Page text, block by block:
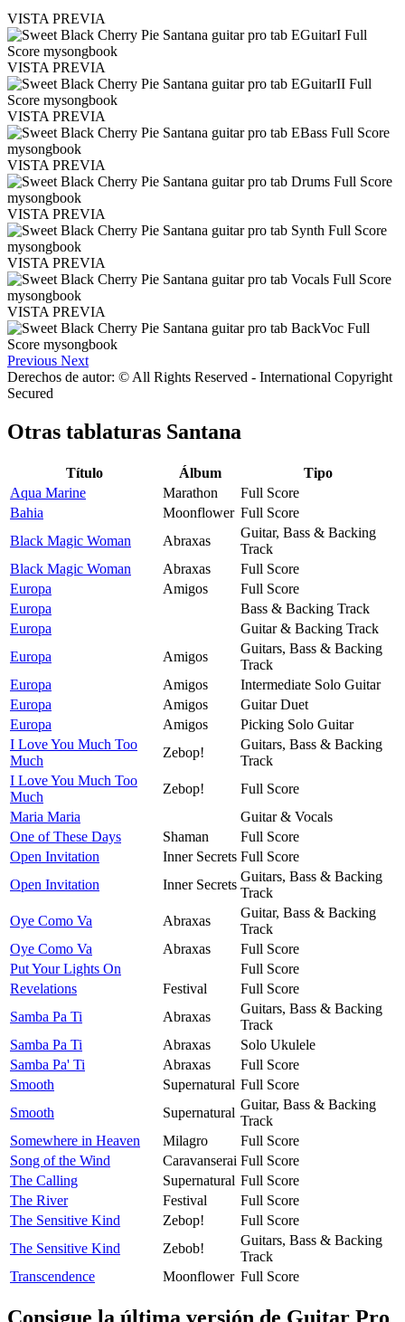
VISTA PREVIA
VISTA PREVIA
VISTA PREVIA
VISTA PREVIA
VISTA PREVIA
VISTA PREVIA
VISTA PREVIA
Previous Next
Derechos de autor: © All Rights Reserved - International Copyright
Secured
Otras tablaturas Santana
Título Álbum
Tipo
Aqua Marine
Marathon
Full Score
Bahia
Moonflower Full Score
Black Magic Woman
Abraxas
Guitar, Bass & Backing
Track
Black Magic Woman
Abraxas
Full Score
Europa
Amigos
Full Score
Europa
Bass & Backing Track
Europa
Guitar & Backing Track
Europa
Amigos
Guitars, Bass & Backing
Track
Europa
Amigos
Intermediate Solo Guitar
Europa
Amigos
Guitar Duet
Europa
Amigos
Picking Solo Guitar
I Love You Much Too
Much
Zebop!
Guitars, Bass & Backing
Track
I Love You Much Too
Much
Zebop!
Full Score
Maria Maria
Guitar & Vocals
One of These Days
Shaman
Full Score
Open Invitation
Inner Secrets Full Score
Open Invitation
Inner Secrets
Guitars, Bass & Backing
Track
Oye Como Va
Abraxas
Guitar, Bass & Backing
Track
Oye Como Va
Abraxas
Full Score
Put Your Lights On
Full Score
Revelations
Festival
Full Score
Samba Pa Ti
Abraxas
Guitars, Bass & Backing
Track
Samba Pa Ti
Abraxas
Solo Ukulele
Samba Pa' Ti
Abraxas
Full Score
Smooth
Supernatural Full Score
Smooth
Supernatural
Guitar, Bass & Backing
Track
Somewhere in Heaven
Milagro
Full Score
Song of the Wind
Caravanserai Full Score
The Calling
Supernatural Full Score
The River
Festival
Full Score
The Sensitive Kind
Zebop!
Full Score
The Sensitive Kind
Zebob!
Guitars, Bass & Backing
Track
Transcendence
Moonflower Full Score